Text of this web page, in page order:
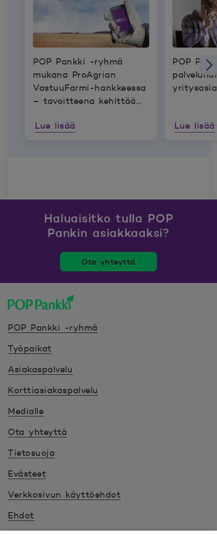
POP Pankki -ryhmä
mukana ProAgrian
VastuuFarmi-hankkeessa
– tavoitteena kehittää
vastuullisuusraportointia
Lue lisää
POP
Lue lisää
Haluaisitko tulla POP
Pankin asiakkaaksi?
Ota yhteyttä
POP Pankki -ryhmä
Työpaikat
Asiakaspalvelu
Korttiasiakaspalvelu
Medialle
Ota yhteyttä
Tietosuoja
Evästeet
Verkkosivun käyttöehdot
Ehdot